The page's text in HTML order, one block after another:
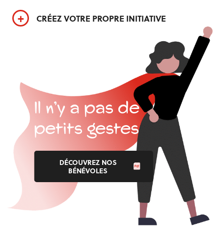
Il n’y a pasde
petits gestes
DÉCOUVREZ NOS
BÉNÉVOLES
CRÉEZ VOTRE PROPRE INITIATIVE